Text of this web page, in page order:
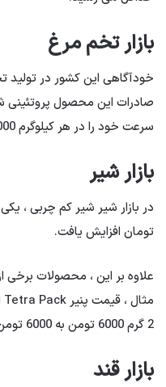
بازار تخم مرغ
صادرات این محصول پروتئینی
سرعت خود را در هر کیلوگرم 4000 تومانیان کاهش داد.
بازار شیر
تومان افزایش یافت.
علاوه بر این ، محصولات
2 گرم 6000 تومن به 6000 تومن افزایش یافته است.
بازار قند